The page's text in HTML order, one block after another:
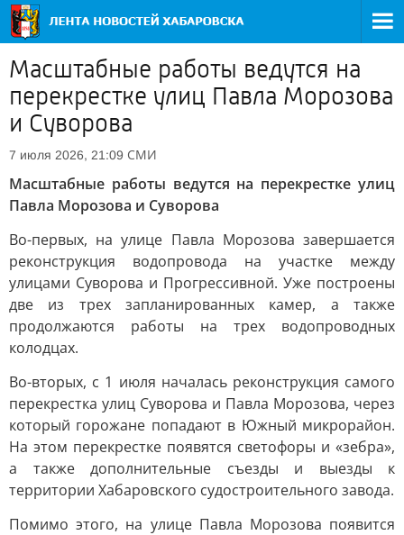
Масштабные работы ведутся на
перекрестке улиц Павла Морозова
и Суворова
7 июля 2026, 21:09 СМИ
Масштабные работы ведутся на перекрестке улиц
Павла Морозова и Суворова
Во-первых, на улице Павла Морозова завершается
реконструкция водопровода на участке между
улицами Суворова и Прогрессивной. Уже построены
две из трех запланированных камер, а также
продолжаются работы на трех водопроводных
колодцах.
Во-вторых, с 1 июля началась реконструкция самого
перекрестка улиц Суворова и Павла Морозова, через
который горожане попадают в Южный микрорайон.
На этом перекрестке появятся светофоры и «зебра»,
а также дополнительные съезды и выезды к
территории Хабаровского судостроительного завода.
Помимо этого, на улице Павла Морозова появится